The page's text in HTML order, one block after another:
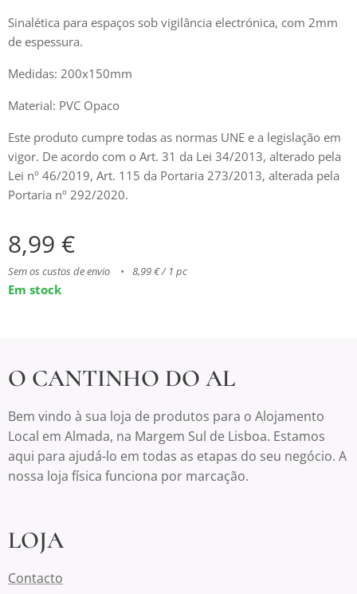
Sinalética para espaços sob vigilância electrónica, com 2mm
de espessura.
Medidas: 200x150mm
Material: PVC Opaco
Este produto cumpre todas as normas UNE e a legislação em
vigor. De acordo com o Art. 31 da Lei 34/2013, alterado pela
Lei nº 46/2019, Art. 115 da Portaria 273/2013, alterada pela
Portaria nº 292/2020.
8,99 €
Sem os custos de envio 8,99 € / 1 pc
Em stock
O CANTINHO DO AL
Bem vindo à sua loja de produtos para o Alojamento
Local em Almada, na Margem Sul de Lisboa. Estamos
aqui para ajudá-lo em todas as etapas do seu negócio. A
nossa loja física funciona por marcação.
LOJA
Contacto